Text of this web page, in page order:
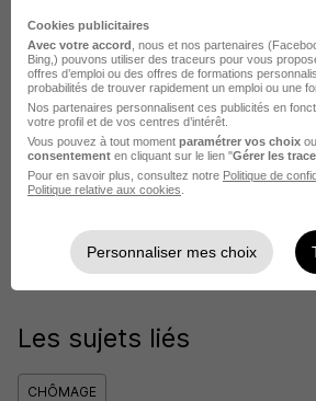
familiales .
Le montant actuel du RSA est
pour une personne seule.
Partager l’article
Facebook X Linkedin
Les sujets liés
CHÔMAGE
Cookies publicitaires
Avec votre accord , nous et nos partenaires
Bing,) pouvons utiliser des traceurs pour vous
offres d’emploi ou des offres de formations
probabilités de trouver rapidement un emploi ou une
Nos partenaires personnalisent ces publicités en
votre profil et de vos centres d’intérêt.
Vous pouvez à tout moment paramétrer vos choix ou
consentement en cliquant sur le lien "Gérer les
Pour en savoir plus, consultez notre Politique de
Politique relative aux cookies
Personnaliser mes choix